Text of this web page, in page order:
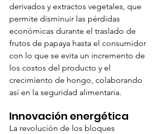
derivados y extractos vegetales, que
permite disminuir las pérdidas
económicas durante el traslado de
frutos de papaya hasta el consumidor
con lo que se evita un incremento de
los costos del producto y el
crecimiento de hongo, colaborando
así en la seguridad alimentaria.
Innovación energética
La revolución de los bloques